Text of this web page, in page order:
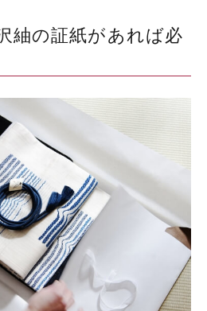
紬の証紙があれば必